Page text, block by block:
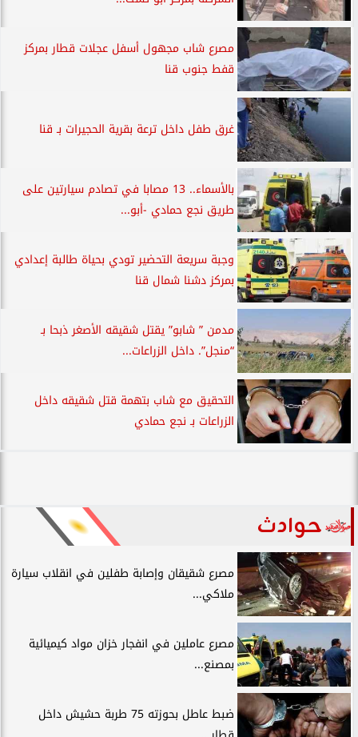
مصرع شاب مجهول أسفل عجلات قطار بمركز
قفط جنوب قنا
غرق طفل داخل ترعة بقرية الحجيرات بـ قنا
بالأسماء.. 13 مصابا في تصادم سيارتين على
طريق نجع حمادي -أبو...
وجبة سريعة التحضير تودي بحياة طالبة إعدادي
بمركز دشنا شمال قنا
مدمن ” شابو” يقتل شقيقه الأصغر ذبحا بـ
“منجل”. داخل الزراعات...
التحقيق مع شاب بتهمة قتل شقيقه داخل
الزراعات بـ نجع حمادي
حوادث
مصرع شقيقان وإصابة طفلين في انقلاب سيارة
ملاكي...
مصرع عاملين في انفجار خزان مواد كيميائية
بمصنع...
ضبط عاطل بحوزته 75 طربة حشيش داخل